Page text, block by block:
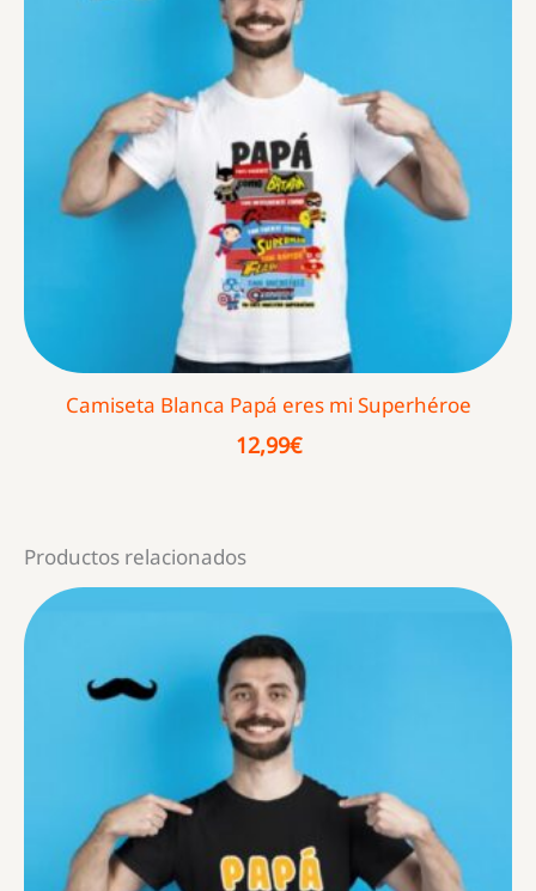
Camiseta Blanca Papá eres mi Superhéroe
12,99€
Productos relacionados